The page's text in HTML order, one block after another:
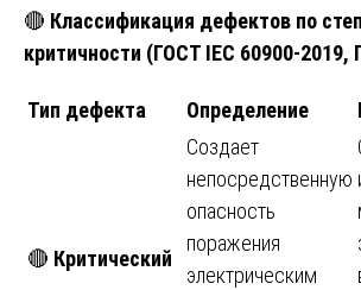
🔴 Классификация дефектов по
критичности (ГОСТ IEC 60900-2019,
Тип дефекта Определение
🔴 Критический
Создает
непосредственную
опасность
поражения
электрическим